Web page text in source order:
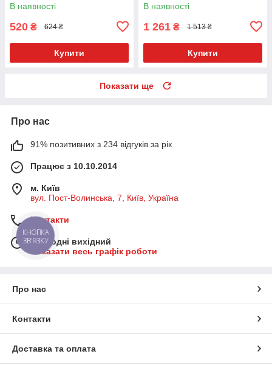
В наявності
520 ₴ 624 ₴
Купити
В наявності
1 261 ₴ 1 513 ₴
Купити
Показати ще
Про нас
91% позитивних з 234 відгуків за рік
Працює з 10.10.2014
м. Київ
вул. Пост-Волинська, 7, Київ, Україна
Контакти
Сьогодні вихідний
Показати весь графік роботи
Про нас
Контакти
Доставка та оплата
КНОПКА
ЗВ'ЯЗКУ